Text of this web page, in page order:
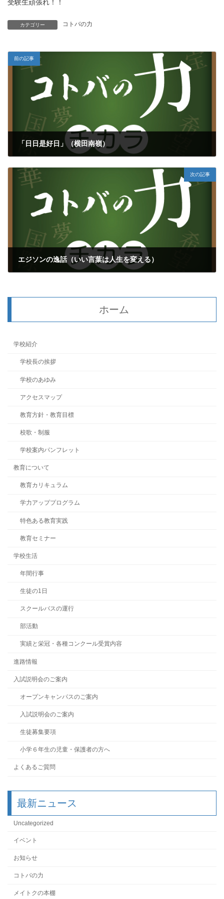
受験生頑張れ！！
カテゴリー コトバの力
前の記事
「日日是好日」（横田南嶺）
次の記事
エジソンの逸話（いい言葉は人生を変える）
ホーム
学校紹介
学校長の挨拶
学校のあゆみ
アクセスマップ
教育方針・教育目標
校歌・制服
学校案内パンフレット
教育について
教育カリキュラム
学力アッププログラム
特色ある教育実践
教育セミナー
学校生活
年間行事
生徒の1日
スクールバスの運行
部活動
実績と栄冠・各種コンクール受賞内容
進路情報
入試説明会のご案内
オープンキャンパスのご案内
入試説明会のご案内
生徒募集要項
小学６年生の児童・保護者の方へ
よくあるご質問
最新ニュース
Uncategorized
イベント
お知らせ
コトバの力
メイトクの本棚